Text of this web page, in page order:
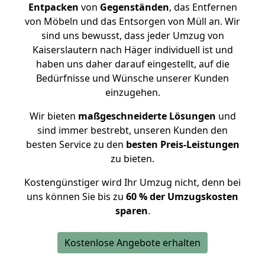
Entpacken von Gegenständen, das Entfernen
von Möbeln und das Entsorgen von Müll an. Wir
sind uns bewusst, dass jeder Umzug von
Kaiserslautern nach Häger individuell ist und
haben uns daher darauf eingestellt, auf die
Bedürfnisse und Wünsche unserer Kunden
einzugehen.
Wir bieten maßgeschneiderte Lösungen und
sind immer bestrebt, unseren Kunden den
besten Service zu den besten Preis-Leistungen
zu bieten.
Kostengünstiger wird Ihr Umzug nicht, denn bei
uns können Sie bis zu 60 % der Umzugskosten
sparen.
Kostenlose Angebote erhalten